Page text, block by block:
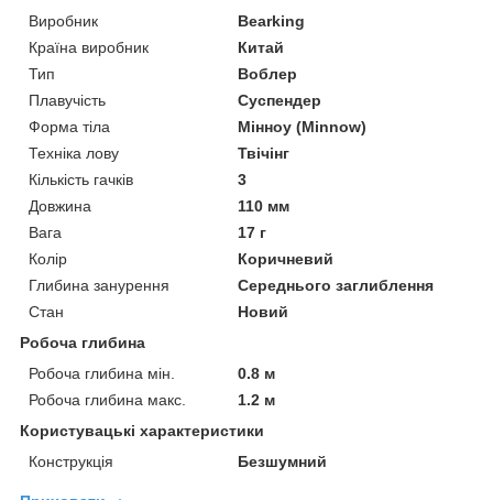
Виробник
Bearking
Країна виробник
Китай
Тип
Воблер
Плавучість
Суспендер
Форма тіла
Мінноу (Minnow)
Техніка лову
Твічінг
Кількість гачків
3
Довжина
110 мм
Вага
17 г
Колір
Коричневий
Глибина занурення
Середнього заглиблення
Стан
Новий
Робоча глибина
Робоча глибина мін.
0.8 м
Робоча глибина макс.
1.2 м
Користувацькі характеристики
Конструкція
Безшумний